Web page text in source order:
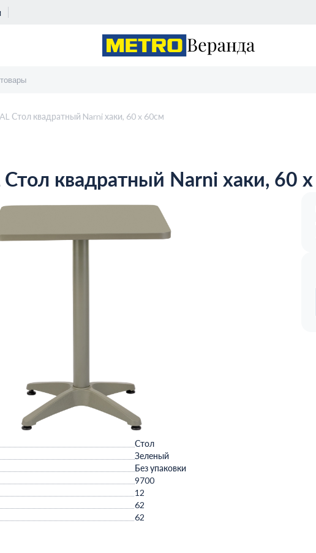
Стол квадратный Narni хаки, 60 x 60см
Стол квадратный Narni хаки, 60
Стол
Зеленый
Без упаковки
9700
12
62
62